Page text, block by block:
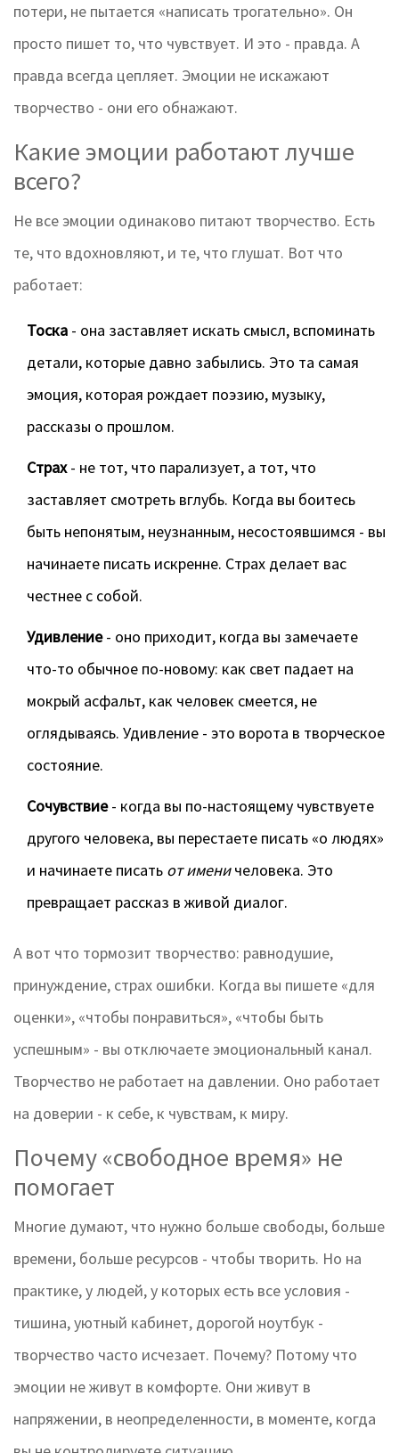
потери, не пытается «написать трогательно». Он
просто пишет то, что чувствует. И это - правда. А
правда всегда цепляет. Эмоции не искажают
творчество - они его обнажают.
Какие эмоции работают лучше
всего?
Не все эмоции одинаково питают творчество. Есть
те, что вдохновляют, и те, что глушат. Вот что
работает:
Тоска - она заставляет искать смысл, вспоминать
детали, которые давно забылись. Это та самая
эмоция, которая рождает поэзию, музыку,
рассказы о прошлом.
Страх- не тот, что парализует, а тот, что
заставляет смотреть вглубь. Когда вы боитесь
быть непонятым, неузнанным, несостоявшимся - вы
начинаете писать искренне. Страх делает вас
честнее с собой.
Удивление- оно приходит, когда вы замечаете
что-то обычное по-новому: как свет падает на
мокрый асфальт, как человек смеется, не
оглядываясь. Удивление - это ворота в творческое
состояние.
Сочувствие- когда вы по-настоящему чувствуете
другого человека, вы перестаете писать «о людях»
и начинаете писать от именичеловека. Это
превращает рассказ в живой диалог.
А вот что тормозит творчество: равнодушие,
принуждение, страх ошибки. Когда вы пишете «для
оценки», «чтобы понравиться», «чтобы быть
успешным» - вы отключаете эмоциональный канал.
Творчество не работает на давлении. Оно работает
на доверии - к себе, к чувствам, к миру.
Почему «свободное время» не
помогает
Многие думают, что нужно больше свободы, больше
времени, больше ресурсов - чтобы творить. Но на
практике, у людей, у которых есть все условия -
тишина, уютный кабинет, дорогой ноутбук -
творчество часто исчезает. Почему? Потому что
эмоции не живут в комфорте. Они живут в
напряжении, в неопределенности, в моменте, когда